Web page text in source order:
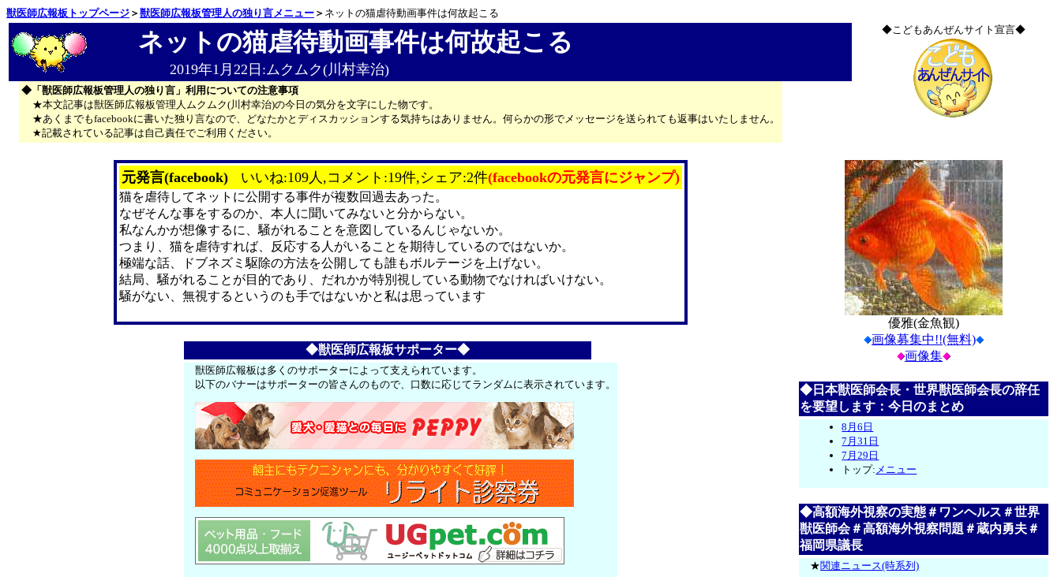
獣医師広報板トップページ ＞ 獣医師広報板管理人の独り言メニュー ＞ ネットの猫虐待動画事件は何故起こる
ネットの猫虐待動画事件は何故起こる
2019年1月22日:ムクムク(川村幸治)
◆「獣医師広報板管理人の独り言」利用についての注意事項
★本文記事は獣医師広報板管理人ムクムク(川村幸治)の今日の気分を文字にした物です。
★あくまでもfacebookに書いた独り言なので、どなたかとディスカッションする気持ちはありません。何らかの形でメッセージを送られても返事はいたしません。
★記載されている記事は自己責任でご利用ください。
◆こどもあんぜんサイト宣言◆
元発言(facebook) いいね:109人,コメント:19件,シェア:2件(facebookの元発言にジャンプ)
猫を虐待してネットに公開する事件が複数回過去あった。
なぜそんな事をするのか、本人に聞いてみないと分からない。
私なんかが想像するに、騒がれることを意図しているんじゃないか。
つまり、猫を虐待すれば、反応する人がいることを期待しているのではないか。
極端な話、ドブネズミ駆除の方法を公開しても誰もボルテージを上げない。
結局、騒がれることが目的であり、だれかが特別視している動物でなければいけない。
騒がない、無視するというのも手ではないかと私は思っています
◆獣医師広報板サポーター◆
獣医師広報板は多くのサポーターによって支えられています。
以下のバナーはサポーターの皆さんのもので、口数に応じてランダムに表示されています。
優雅(金魚観)
画像募集中!!(無料)
画像集
◆日本獣医師会長・世界獣医師会長の辞任
を要望します：今日のまとめ
8月6日
7月31日
7月29日
トップ: メニュー
◆高額海外視察の実態＃ワンヘルス＃世界
獣医師会＃高額海外視察問題＃蔵内勇夫＃
福岡県議長
★関連ニュース(時系列)